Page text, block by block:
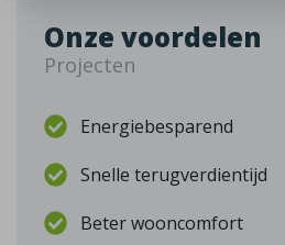
Onze voordelen
Projecten
Energiebesparend
Snelle terugverdientijd
Beter wooncomfort